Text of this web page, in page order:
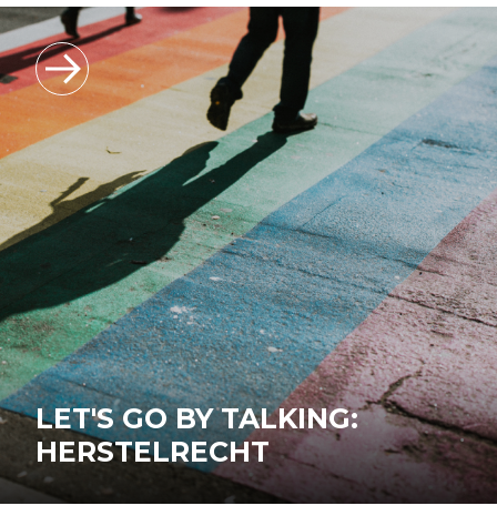
LET'S GO BY TALKING:
HERSTELRECHT